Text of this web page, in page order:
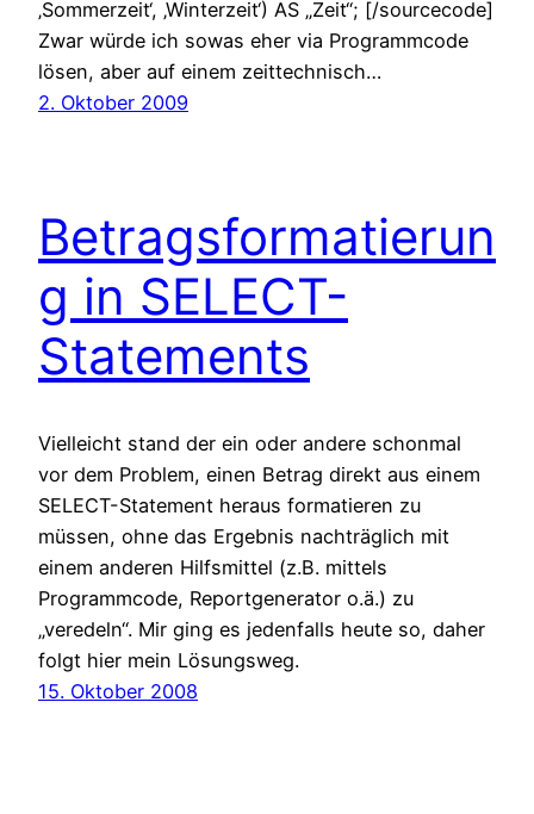
‚Sommerzeit‘, ‚Winterzeit‘) AS „Zeit“; [/sourcecode]
Zwar würde ich sowas eher via Programmcode
lösen, aber auf einem zeittechnisch…
2. Oktober 2009
Betragsformatierun
g in SELECT-
Statements
Vielleicht stand der ein oder andere schonmal
vor dem Problem, einen Betrag direkt aus einem
SELECT-Statement heraus formatieren zu
müssen, ohne das Ergebnis nachträglich mit
einem anderen Hilfsmittel (z.B. mittels
Programmcode, Reportgenerator o.ä.) zu
„veredeln“. Mir ging es jedenfalls heute so, daher
folgt hier mein Lösungsweg.
15. Oktober 2008